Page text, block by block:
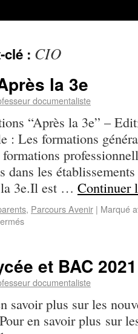
: CIO
la 3e
documentaliste
“Après la 3e” –
: Les formations
dans les
3e.Il est … Continuer
, Parcours Avenir | Marqué
et BAC 2021
documentaliste
savoir plus sur les
en savoir plus sur